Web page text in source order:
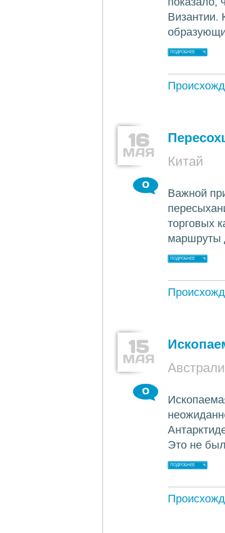
Византии.
ПОДРОБНЕЕ
16
МАЯ
Китай
0
Важной
торговых
маршруты
ПОДРОБНЕЕ
15
МАЯ
0
Это не
ПОДРОБНЕЕ